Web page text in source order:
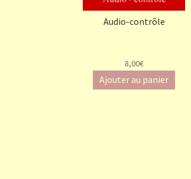
Audio-contrôle
8,00€
Ajouter au panier